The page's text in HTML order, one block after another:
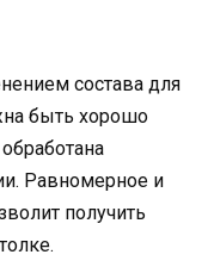
состава для
быть хорошо
Равномерное и
получить